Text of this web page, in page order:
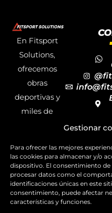
Gestionar
Para ofrecer las mejores
las cookies para almacenar y/o
dispositivo. El consentimiento
procesar datos como el
identificaciones únicas en este
consentimiento, puede afectar
características y funciones.
En Fitsport
Solutions,
ofrecemos
obras
deportivas y
miles de
deportivos
para todas las
disciplinas,
garantizando